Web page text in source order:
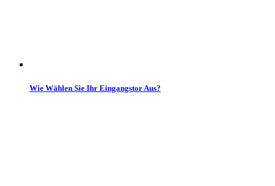
Wie Wählen Sie Ihr Eingangstor Aus?